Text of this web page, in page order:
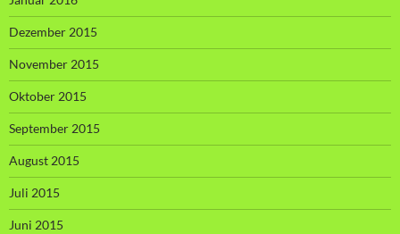
Dezember 2015
November 2015
Oktober 2015
September 2015
August 2015
Juli 2015
Juni 2015